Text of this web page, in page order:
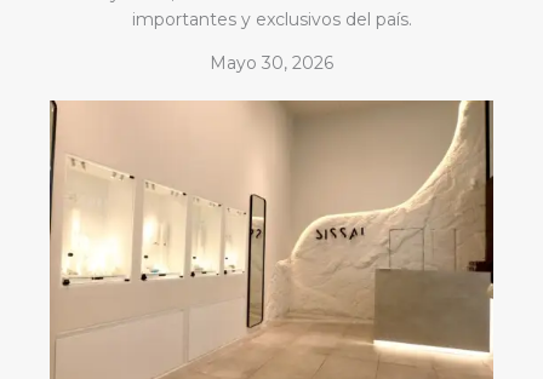
importantes y exclusivos del país.
Mayo 30, 2026